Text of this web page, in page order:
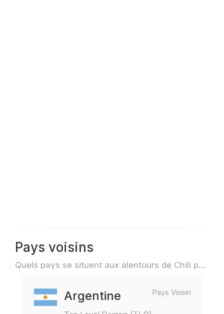
Pays voisins
Quels pays se situent aux alentours de Chili par exemple pour des voyage ou des vols
Pays Voisin
Argentine